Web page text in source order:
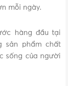
mỗi ngày.
hàng đầu tại
sản phẩm chất
sống của người